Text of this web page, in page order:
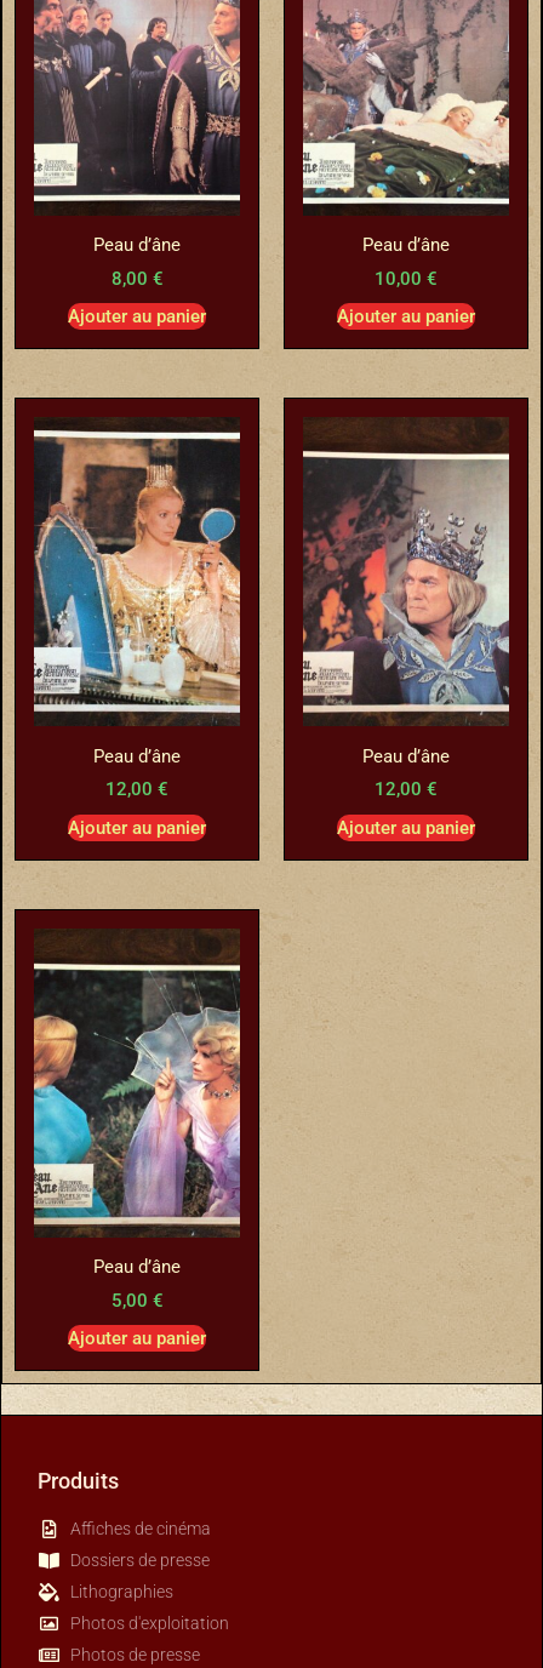
Peau d’âne
8,00 €
Ajouter au panier
Peau d’âne
10,00 €
Ajouter au panier
Peau d’âne
12,00 €
Ajouter au panier
Peau d’âne
12,00 €
Ajouter au panier
Peau d’âne
5,00 €
Ajouter au panier
Produits
Affiches de cinéma
Dossiers de presse
Lithographies
Photos d'exploitation
Photos de presse